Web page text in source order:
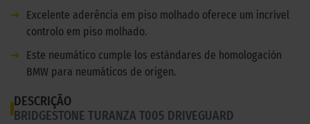
➜
Excelente aderência em piso molhado oferece um incrível
controlo em piso molhado.
➜
Este neumático cumple los estándares de homologación
BMW para neumáticos de origen.
DESCRIÇÃO
BRIDGESTONE TURANZA T005 DRIVEGUARD